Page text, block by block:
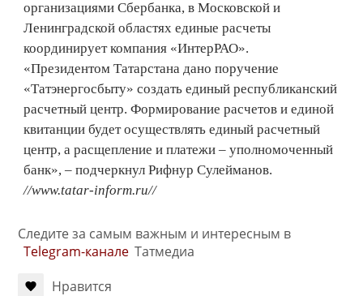
организациями Сбербанка, в Московской и
Ленинградской областях единые расчеты
координирует компания «ИнтерРАО».
«Президентом Татарстана дано поручение
«Татэнергосбыту» создать единый республиканский
расчетный центр. Формирование расчетов и единой
квитанции будет осуществлять единый расчетный
центр, а расщепление и платежи – уполномоченный
банк», – подчеркнул Рифнур Сулейманов.
//www.tatar-inform.ru//
Следите за самым важным и интересным в
Telegram-канале Татмедиа
Нравится